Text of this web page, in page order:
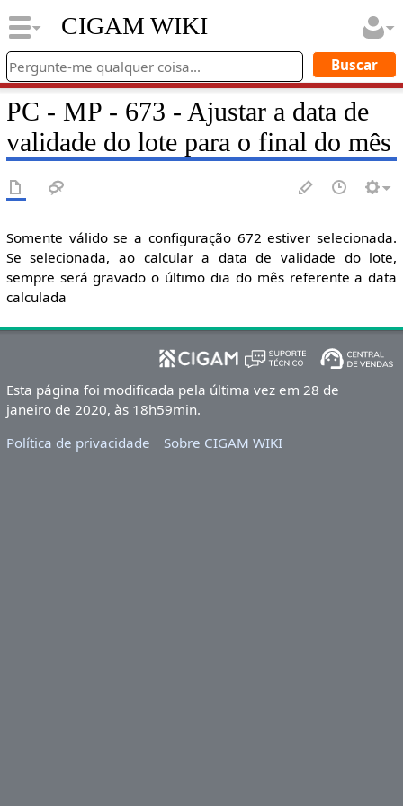
CIGAM WIKI
PC - MP - 673 - Ajustar a data de
validade do lote para o final do mês
Somente válido se a configuração 672 estiver selecionada.
Se selecionada, ao calcular a data de validade do lote,
sempre será gravado o último dia do mês referente a data
calculada
Esta página foi modificada pela última vez em 28 de
janeiro de 2020, às 18h59min.
Política de privacidade
Sobre CIGAM WIKI